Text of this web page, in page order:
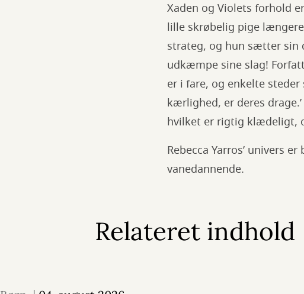
Xaden og Violets forhold
lille skrøbelig pige
strateg, og hun sætter sin
udkæmpe sine slag!
er i fare, og enkelte
kærlighed, er deres
hvilket er rigtig klædeligt,
Rebecca Yarros’ univers
vanedannende.
Relateret indhold